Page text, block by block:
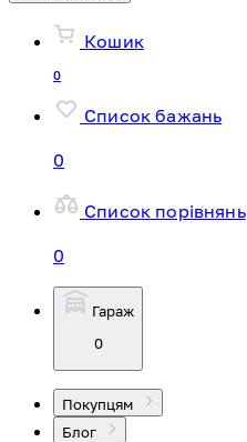
Кошик
0
Список бажань
0
Список порівнянь
0
Гараж
0
Покупцям
Блог